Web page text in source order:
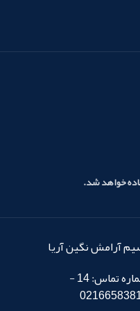
خواهد شد.
آرامش نگین آریا
شماره تماس: 14 -